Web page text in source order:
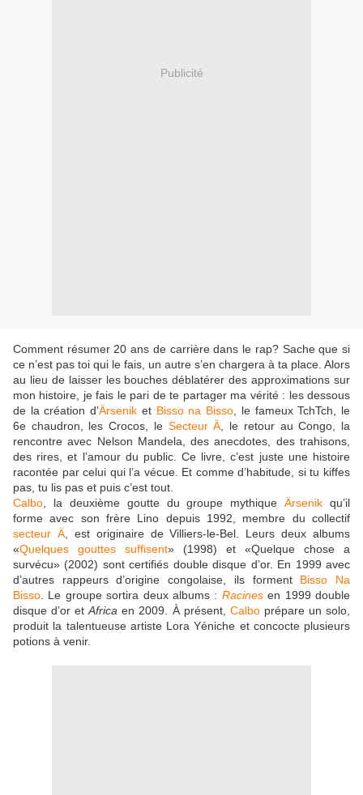
Publicité
Comment résumer 20 ans de carrière dans le rap? Sache que si
ce n’est pas toi qui le fais, un autre s’en chargera à ta place. Alors
au lieu de laisser les bouches déblatérer des approximations sur
mon histoire, je fais le pari de te partager ma vérité : les dessous
de la création d’Ärsenik et Bisso na Bisso , le fameux TchTch, le
6e chaudron, les Crocos, le Secteur Ä , le retour au Congo, la
rencontre avec Nelson Mandela, des anecdotes, des trahisons,
des rires, et l’amour du public. Ce livre, c’est juste une histoire
racontée par celui qui l’a vécue. Et comme d’habitude, si tu kiffes
pas, tu lis pas et puis c’est tout.
Calbo , la deuxième goutte du groupe mythiqueÄrsenik qu’il
forme avec son frère Lino depuis 1992, membre du collectif
secteur Ä, est originaire de Villiers-le-Bel. Leurs deux albums
«Quelques gouttes suffisent» (1998) et «Quelque chose a
survécu» (2002) sont certifiés double disque d’or. En 1999 avec
d’autres rappeurs d’origine congolaise, ils forment Bisso Na
Bisso . Le groupe sortira deux albums : Racinesen 1999 double
disque d’or etAfrica en 2009. À présent, Calboprépare un solo,
produit la talentueuse artiste Lora Yéniche et concocte plusieurs
potions à venir.